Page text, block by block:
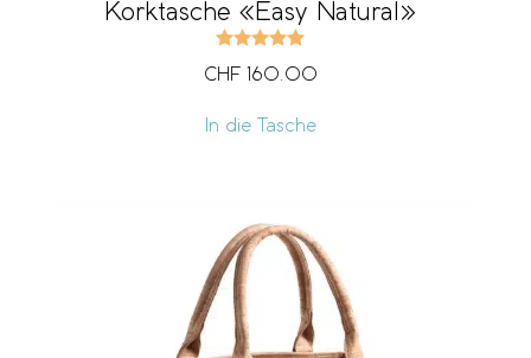
Korktasche «Easy Natural»
CHF 160.00
In die Tasche